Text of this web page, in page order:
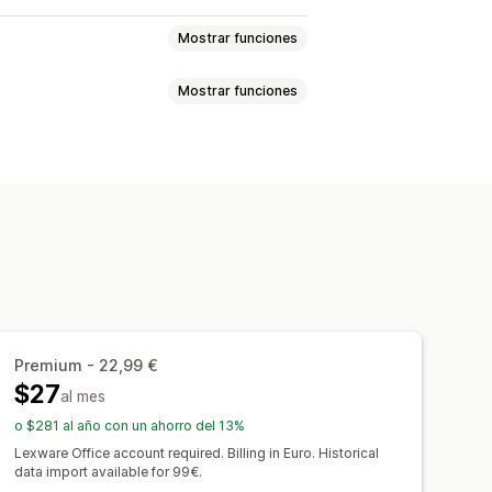
Mostrar funciones
pedido
ventas
Conciliación bancaria
históricos
Mostrar funciones
correos electrónicos
Premium - 22,99 €
$27al mes
o $281 al año con un ahorro del 13%
Lexware Office account required. Billing in Euro. Historical
data import available for 99€.